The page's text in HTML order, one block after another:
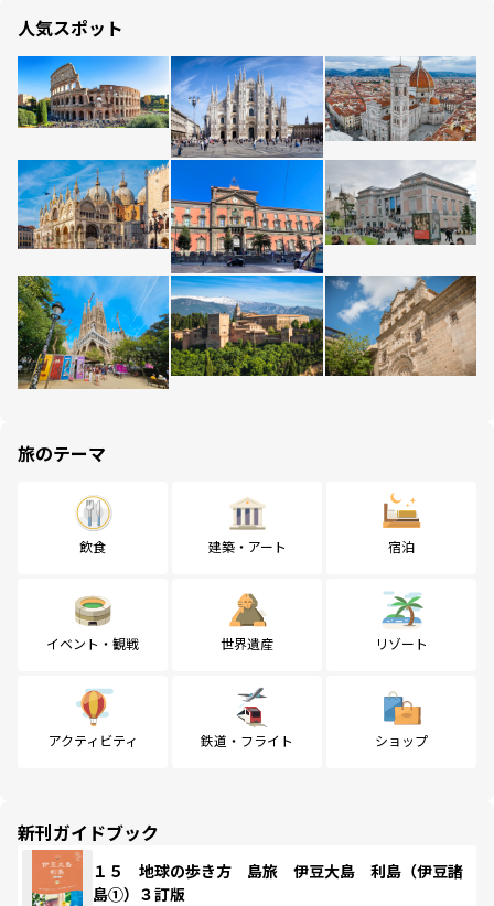
人気スポット
旅のテーマ
飲食 建築・アート 宿泊
イベント・観戦 世界遺産 リゾート
アクティビティ 鉄道・フライト ショップ
新刊ガイドブック
１５ 地球の歩き方 島旅 伊豆大島 利島（伊豆諸
島①）３訂版